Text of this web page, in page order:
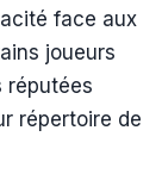
face aux
joueurs
réputées
répertoire de